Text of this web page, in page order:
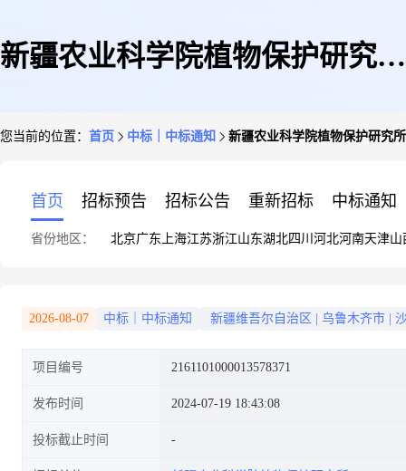
新疆农业科学院植物保护研究所
您当前的位置： 首页 中标｜中标通知 新疆农业科学院植物保护研究
首页 招标预告 招标公告 重新招标 中标通知
省份地区： 北京广东 上海江苏浙江山东湖北四川 河北河南天津山
2026-08-07 中标｜中标通知 新疆维吾尔自治区 乌鲁木齐市
项目编号 2161101000013578371
发布时间 2024-07-19 18:43:08
投标截止时间